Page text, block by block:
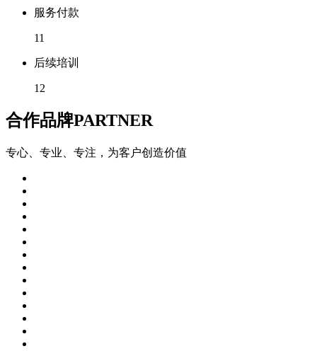
服务付款
11
后续培训
12
合作品牌PARTNER
专心、专业、专注，为客户创造价值